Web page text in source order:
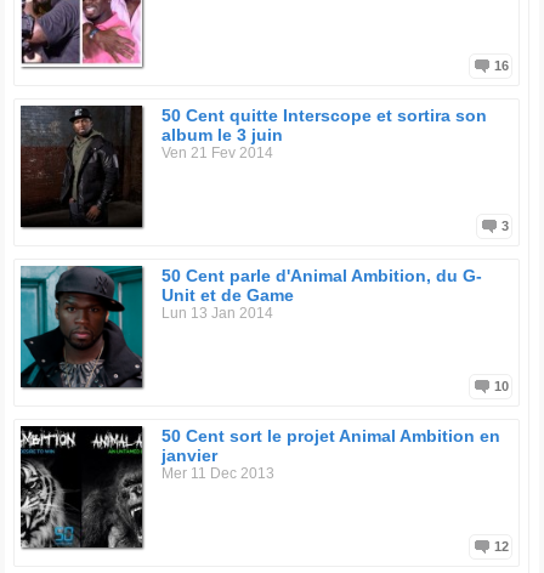
16
50 Cent quitte Interscope et sortira son
album le 3 juin
Ven 21 Fev 2014
3
50 Cent parle d'Animal Ambition, du G-
Unit et de Game
Lun 13 Jan 2014
10
50 Cent sort le projet Animal Ambition en
janvier
Mer 11 Dec 2013
12